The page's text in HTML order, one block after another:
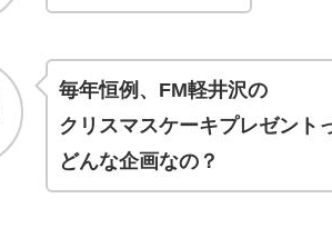
毎年恒例、FM軽井沢の
クリスマスケーキプレゼント
どんな企画なの？